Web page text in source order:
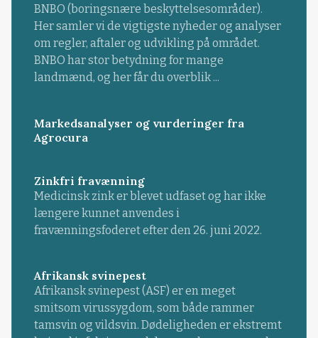
BNBO (boringsnære beskyttelsesområder).
Her samler vi de vigtigste nyheder og analyser
om regler, aftaler og udvikling på området.
BNBO har stor betydning for mange
landmænd, og her får du overblik ...
Markedsanalyser og vurderinger fra
Agrocura
Zinkfri fravænning
Medicinsk zink er blevet udfaset og har ikke
længere kunnet anvendes i
fravænningsfoderet efter den 26. juni 2022.
Afrikansk svinepest
Afrikansk svinepest (ASF) er en meget
smitsom virussygdom, som både rammer
tamsvin og vildsvin. Dødeligheden er ekstremt